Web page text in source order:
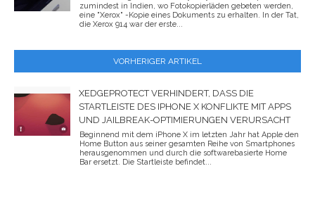
zumindest in Indien, wo Fotokopierläden gebeten werden,
eine "Xerox" -Kopie eines Dokuments zu erhalten. In der Tat,
die Xerox 914 war der erste...
VORHERIGER ARTIKEL
XEDGEPROTECT VERHINDERT, DASS DIE
STARTLEISTE DES IPHONE X KONFLIKTE MIT APPS
UND JAILBREAK-OPTIMIERUNGEN VERURSACHT
Beginnend mit dem iPhone X im letzten Jahr hat Apple den
Home Button aus seiner gesamten Reihe von Smartphones
herausgenommen und durch die softwarebasierte Home
Bar ersetzt. Die Startleiste befindet...